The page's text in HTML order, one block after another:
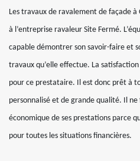
Les travaux de ravalement de façade
à l’entreprise ravaleur Site Fermé.
capable démontrer son savoir-faire et
travaux qu’elle effectue. La
pour ce prestataire. Il est donc prêt à
personnalisé et de grande qualité. Il ne
économique de ses prestations parce
pour toutes les situations financières.